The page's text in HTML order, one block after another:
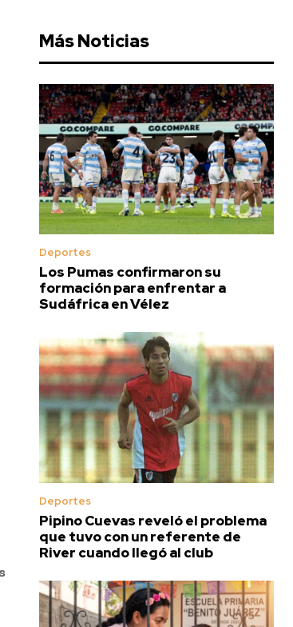
Más Noticias
Deportes
Los Pumas confirmaron su
formación para enfrentar a
Sudáfrica en Vélez
Deportes
Pipino Cuevas reveló el problema
que tuvo con un referente de
River cuando llegó al club